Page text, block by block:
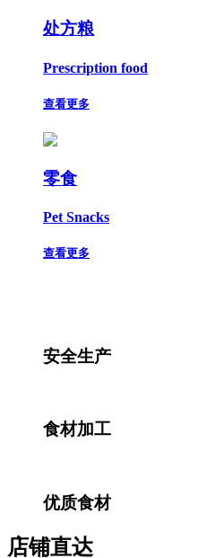
处方粮
Prescription food
查看更多
零食
Pet Snacks
查看更多
安全生产
食材加工
优质食材
店铺直达